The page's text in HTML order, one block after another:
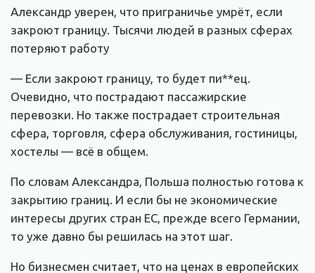
Александр уверен, что приграничье умрёт, если
закроют границу. Тысячи людей в разных сферах
потеряют работу
— Если закроют границу, то будет пи**ец.
Очевидно, что пострадают пассажирские
перевозки. Но также пострадает строительная
сфера, торговля, сфера обслуживания, гостиницы,
хостелы — всё в общем.
По словам Александра, Польша полностью готова к
закрытию границ. И если бы не экономические
интересы других стран ЕС, прежде всего Германии,
то уже давно бы решилась на этот шаг.
Но бизнесмен считает, что на ценах в европейских